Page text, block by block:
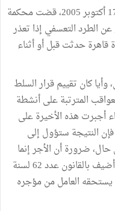
وفي قرارها المدني عدد 1990 مؤرخ في 17 أكتوبر 2005، قضت محكمة
الطرد التعسفي إذا تعذر
حدثت قبل أو أثناء
كان تقييم قرار السلط
المترتبة على أنشطة
أجبرت هذه الأخيرة على
فإن النتيجة ستؤول إلى
ضرورة أن الأجر إنما
هو طبقا للفصل 134 ـ 2 من مجلة الشغل (أضيف بالقانون عدد 62 لسنة
15 جويلية 1996): "...ما يستحقه العامل من مؤجره